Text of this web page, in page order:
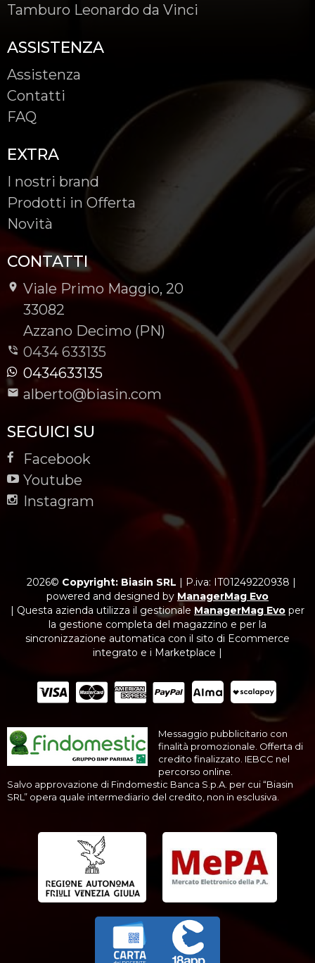
Tamburo Leonardo da Vinci
ASSISTENZA
Assistenza
Contatti
FAQ
EXTRA
I nostri brand
Prodotti in Offerta
Novità
CONTATTI
Viale Primo Maggio, 20
-
33082
-
Azzano Decimo (PN)
0434 633135
0434633135
alberto@biasin.com
SEGUICI SU
Facebook
Youtube
Instagram
2026© Copyright: Biasin SRL | P.iva: IT01249220938 |
powered and designed by ManagerMag Evo
| Questa azienda utilizza il gestionale ManagerMag Evo per
la gestione completa del magazzino e per la
sincronizzazione automatica con il sito di Ecommerce
integrato e i Marketplace |
Messaggio pubblicitario con
finalità promozionale. Offerta di
credito finalizzato. IEBCC nel
percorso online.
Salvo approvazione di Findomestic Banca S.p.A. per cui “Biasin
SRL” opera quale intermediario del credito, non in esclusiva.